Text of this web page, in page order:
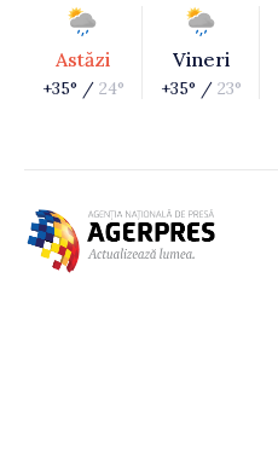
Astăzi
+35° / 24°
Vineri
+35° / 23°